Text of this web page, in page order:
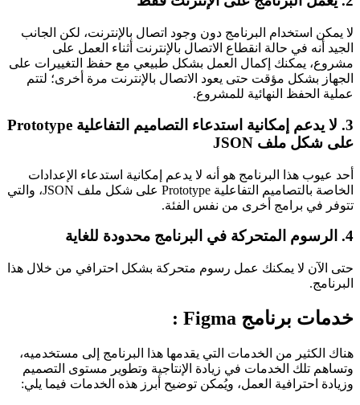
لا يمكن استخدام البرنامج دون وجود اتصال بالإنترنت، لكن الجانب
الجيد أنه في حالة انقطاع الاتصال بالإنترنت أثناء العمل على
مشروع، يمكنك إكمال العمل بشكل طبيعي مع حفظ التغييرات على
الجهاز بشكل مؤقت حتى يعود الاتصال بالإنترنت مرة أخرى؛ لتتم
عملية الحفظ النهائية للمشروع.
3. لا يدعم إمكانية استدعاء التصاميم التفاعلية Prototype
على شكل ملف JSON
أحد عيوب هذا البرنامج هو أنه لا يدعم إمكانية استدعاء الإعدادات
الخاصة بالتصاميم التفاعلية Prototype على شكل ملف JSON، والتي
تتوفر في برامج أخرى من نفس الفئة.
4. الرسوم المتحركة في البرنامج محدودة للغاية
حتى الآن لا يمكنك عمل رسوم متحركة بشكل احترافي من خلال هذا
البرنامج.
خدمات برنامج Figma :
هناك الكثير من الخدمات التي يقدمها هذا البرنامج إلى مستخدميه،
وتساهم تلك الخدمات في زيادة الإنتاجية وتطوير مستوى التصميم
وزيادة احترافية العمل، ويُمكن توضيح أبرز هذه الخدمات فيما يلي: